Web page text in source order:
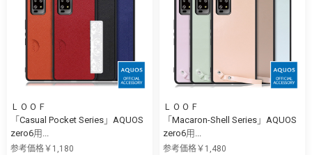
ＬＯＯＦ
「Casual Pocket Series」AQUOS
zero6用...
参考価格￥1,180
ＬＯＯＦ
「Macaron-Shell Series」AQUOS
zero6用...
参考価格￥1,480